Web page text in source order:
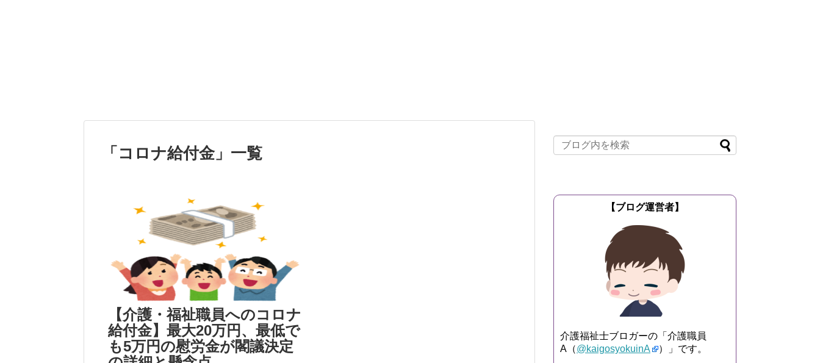
「 コロナ給付金」 一覧
【介護・福祉職員へのコロナ
給付金】最大20万円、最低で
も5万円の慰労金が閣議決定
【ブログ運営者】
介護福祉士ブロガーの「介護職員
A（@kaigosyokuinA ）」です。